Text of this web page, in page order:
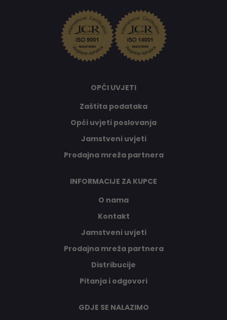
OPĆI UVJETI
Zaštita podataka
Opći uvjeti poslovanja
Jamstveni uvjeti
Prodajna mreža partnera
INFORMACIJE ZA KUPCE
O nama
Kontakt
Jamstveni uvjeti
Prodajna mreža partnera
Distribucije
Pitanja i odgovori
GDJE SE NALAZIMO